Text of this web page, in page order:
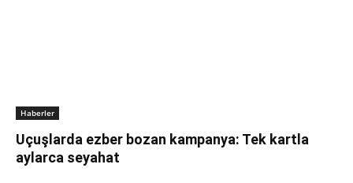
Haberler
Uçuşlarda ezber bozan kampanya: Tek kartla
aylarca seyahat